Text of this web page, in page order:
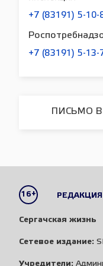
+7 (83191) 5-10-
+7 (83191) 5-13-
ПИСЬМО В
16+ РЕДАКЦИЯ
Сергачская жизнь
Сетевое издание:
Учредители: